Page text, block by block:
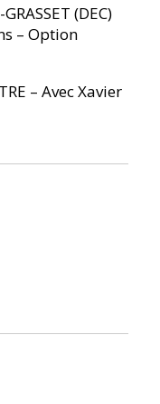
(DEC)
– Option
– Avec Xavier